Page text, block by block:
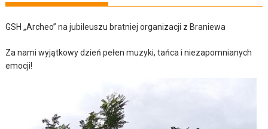
GSH „Archeo” na jubileuszu bratniej organizacji z Braniewa
Za nami wyjątkowy dzień pełen muzyki, tańca i niezapomnianych
emocji!